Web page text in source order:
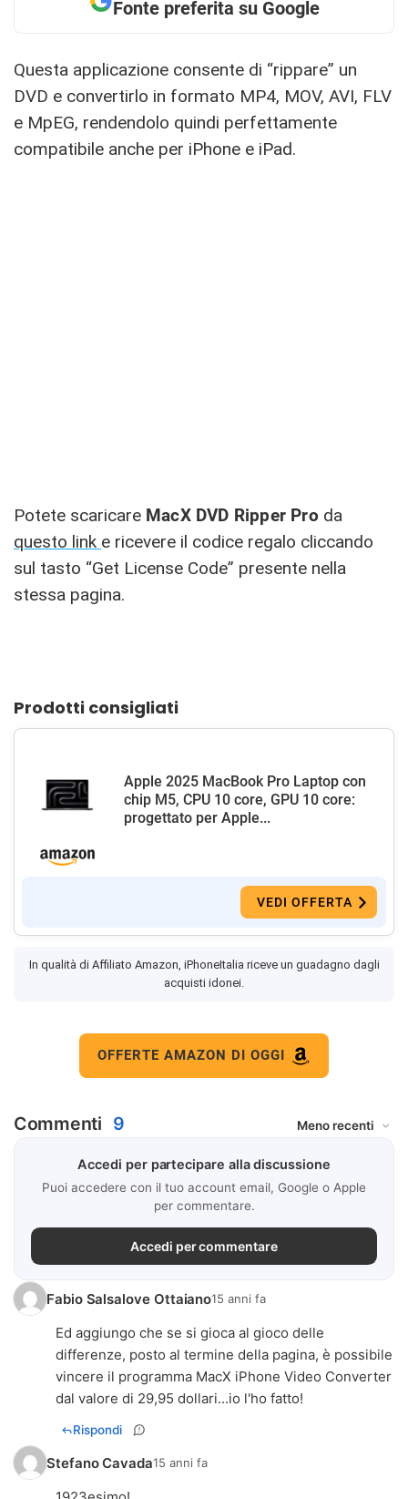
Fonte preferita su Google
Questa applicazione consente di “rippare” un
DVD e convertirlo in formato MP4, MOV, AVI, FLV
e MpEG, rendendolo quindi perfettamente
compatibile anche per iPhone e iPad.
Potete scaricare MacX DVD Ripper Pro da
questo link e ricevere il codice regalo cliccando
sul tasto “Get License Code” presente nella
stessa pagina.
Prodotti consigliati
Apple 2025 MacBook Pro Laptop con
chip M5, CPU 10 core, GPU 10 core:
progettato per Apple...
VEDI OFFERTA
In qualità di Affiliato Amazon, iPhoneItalia riceve un guadagno dagli
acquisti idonei.
OFFERTE AMAZON DI OGGI
Commenti 9
Accedi per partecipare alla discussione
Puoi accedere con il tuo account email, Google o Apple
per commentare.
Accedi per commentare
Fabio Salsalove Ottaiano15 anni fa
Ed aggiungo che se si gioca al gioco delle
differenze, posto al termine della pagina, è possibile
vincere il programma MacX iPhone Video Converter
dal valore di 29,95 dollari...io l'ho fatto!
Rispondi
Stefano Cavada15 anni fa